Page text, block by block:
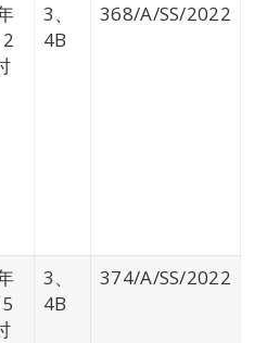
3、
4B
368/A/SS/2022
3、
4B
374/A/SS/2022